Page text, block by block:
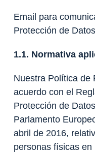
Email para
Protección de
1.1. Normativa
Nuestra Política de
acuerdo con el
Protección de
Parlamento
abril de 2016,
personas físicas en